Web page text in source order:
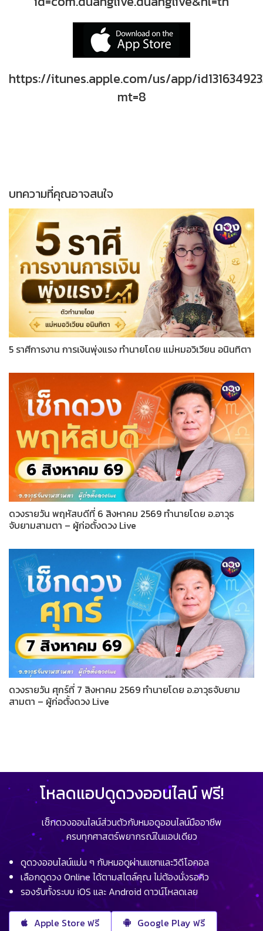
https://itunes.apple.com/us/app/
mt=8
บทความที่คุณอาจสนใจ
5 ราศีการงาน การเงินพุ่งแรง ทำนายโดย แม่หมอวิเวียน อนินทิตา
ดวงรายวัน พฤหัสบดีที่ 6 สิงหาคม 2569 ทำนายโดย อ.อาวุธ
จับยามสามตา – ผู้ก่อตั้งดวง Live
ดวงรายวัน ศุกร์ที่ 7 สิงหาคม 2569 ทำนายโดย อ.อาวุธจับยาม
สามตา – ผู้ก่อตั้งดวง Live
โหลดแอปดูดวงออนไลน์ ฟรี!
เช็กดวงออนไลน์ส่วนตัวกับหมอดูออนไลน์มืออาชีพ
ครบทุกศาสตร์พยากรณ์ในแอปเดียว
ดูดวงออนไลน์แม่น ๆ กับหมอดูผ่านแชทและวิดีโอคอล
เลือกดูดวง Online ได้ตามสไตล์คุณ ไม่ต้องนั่งรอคิว
รองรับทั้งระบบ iOS และ Android ดาวน์โหลดเลย
Apple Store ฟรี Google Play ฟรี